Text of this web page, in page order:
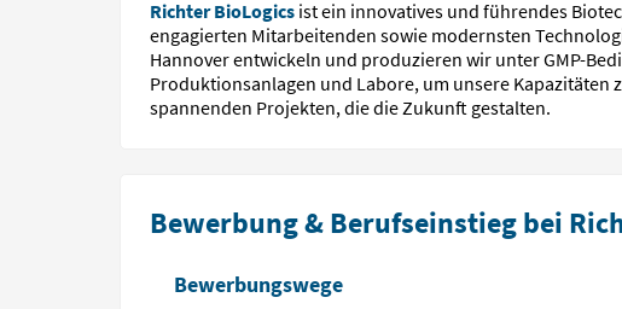
Richter BioLogics ist ein innovatives und füh­rendes
enga­gierten Mitarbei­tenden sowie modernsten
Hannover ent­wickeln und produ­zieren wir unter GMP-
Produktions­anlagen und Labore, um unsere Kapazi­täten
spannenden Pro­jekten, die die Zukunft gestalten.
Bewerbung & Berufseinstieg bei
Bewerbungswege